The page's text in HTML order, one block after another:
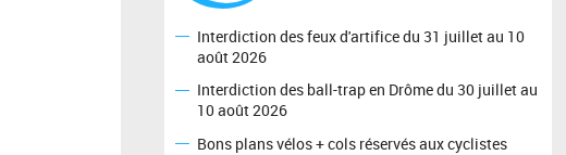
Interdiction des feux d'artifice du 31 juillet au 10
août 2026
Interdiction des ball-trap en Drôme du 30 juillet au
10 août 2026
Bons plans vélos + cols réservés aux cyclistes